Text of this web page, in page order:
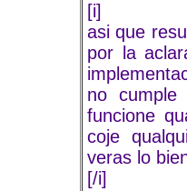
[i]
asi que
por la
no cumple
funcione
coje
veras lo
[/i]